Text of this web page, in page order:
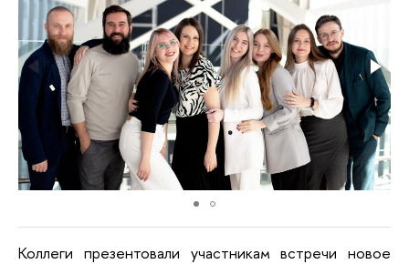
Коллеги презентовали участникам встречи новое